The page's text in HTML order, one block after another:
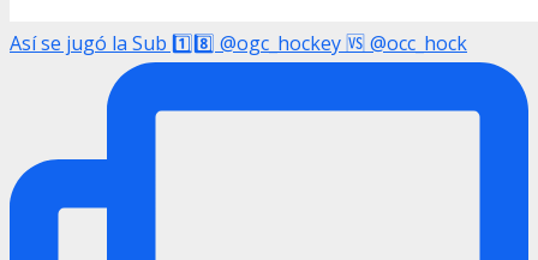
Así se jugó la Sub 1️⃣8️⃣ @ogc_hockey 🆚 @occ_hock